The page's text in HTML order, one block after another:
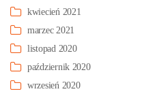
kwiecień 2021
marzec 2021
listopad 2020
październik 2020
wrzesień 2020